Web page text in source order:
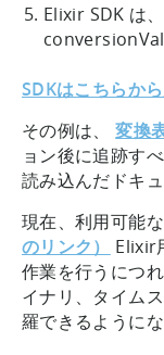
Elixir SDK は
SDKはこちらか
その例は、変換
ョン後に追跡す
読み込んだドキ
現在、利用可能
のリンク）
Elixir
作業を行うにつ
イナリ、タイム
羅できるようにな